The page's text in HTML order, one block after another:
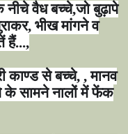
नीचे वैध बच्चे,जो बुढ़ापे
, भीख मांगने व
हैं...,
काण्ड से बच्चे, ,मानव
के सामने नालों में फेंक